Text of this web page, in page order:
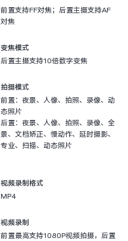
前置支持FF对焦；后置主摄支持AF
对焦
变焦模式
后置主摄支持10倍数字变焦
拍摄模式
前置：夜景、人像、拍照、录像、动
态照片
后置：夜景、人像、拍照、录像、全
景、文档矫正、慢动作、延时摄影、
专业、扫描、动态照片
视频录制格式
MP4
视频录制
前置最高支持1080P视频拍摄，后置